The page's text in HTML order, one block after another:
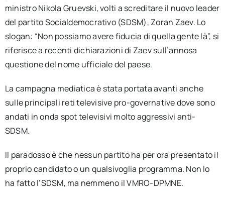
ministro Nikola Gruevski, volti a screditare il nuovo leader
del partito Socialdemocrativo (SDSM), Zoran Zaev. Lo
slogan: “Non possiamo avere fiducia di quella gente là”, si
riferisce a recenti dichiarazioni di Zaev sull’annosa
questione del nome ufficiale del paese.
La campagna mediatica è stata portata avanti anche
sulle principali reti televisive pro-governative dove sono
andati in onda spot televisivi molto aggressivi anti-
SDSM.
Il paradosso è che nessun partito ha per ora presentato il
proprio candidato o un qualsivoglia programma. Non lo
ha fatto l’SDSM, ma nemmeno il VMRO-DPMNE.